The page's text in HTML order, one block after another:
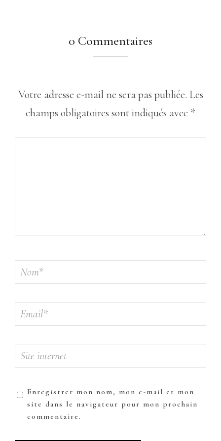
0 Commentaires
Votre adresse e-mail ne sera pas publiée. Les
champs obligatoires sont indiqués avec *
Enregistrer mon nom, mon e-mail et mon
site dans le navigateur pour mon prochain
commentaire.